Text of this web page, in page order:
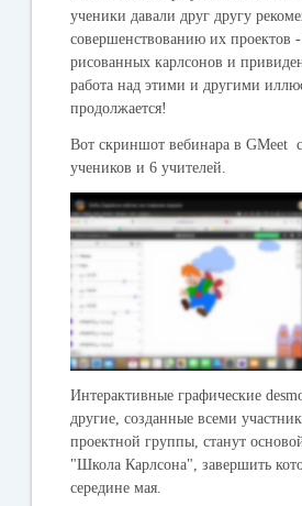
ученики давали друг другу
совершенствованию их проектов -
рисованных карлсонов и
работа над этими и другими
продолжается!
Вот скриншот вебинара в GMeet
учеников и 6 учителей.
Интерактивные графические
другие, созданные всеми
проектной группы, станут
"Школа Карлсона", завершить
середине мая.